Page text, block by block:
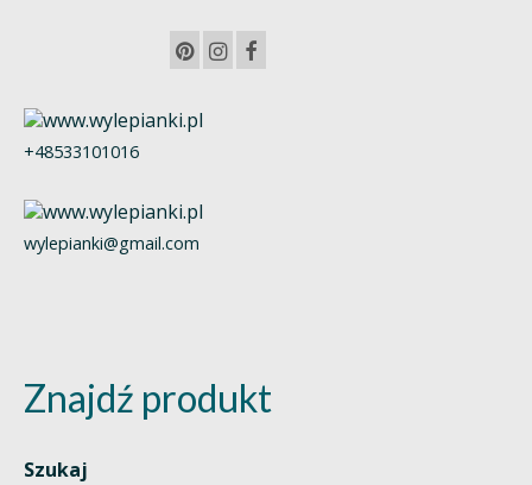
+48533101016
wylepianki@gmail.com
Znajdź produkt
Szukaj